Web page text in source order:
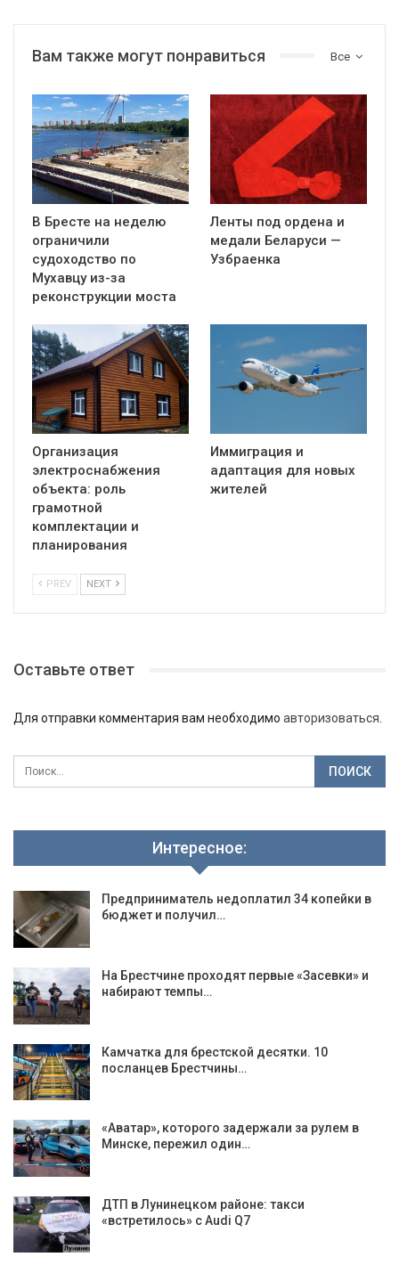
Все
Вам также могут понравиться
В Бресте на неделю
ограничили
судоходство по
Мухавцу из-за
реконструкции моста
Ленты под ордена и
медали Беларуси —
Узбраенка
Организация
электроснабжения
объекта: роль
грамотной
комплектации и
планирования
Иммиграция и
адаптация для новых
жителей
PREV NEXT
Оставьте ответ
Для отправки комментария вам необходимо авторизоваться.
Интересное:
Предприниматель недоплатил 34 копейки в
бюджет и получил…
На Брестчине проходят первые «Засевки» и
набирают темпы…
Камчатка для брестской десятки. 10
посланцев Брестчины…
«Аватар», которого задержали за рулем в
Минске, пережил один…
ДТП в Лунинецком районе: такси
«встретилось» с Audi Q7